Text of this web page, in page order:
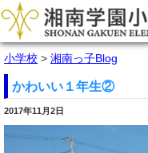
小学校 > 湘南っ子Blog
かわいい１年生②
2017年11月2日